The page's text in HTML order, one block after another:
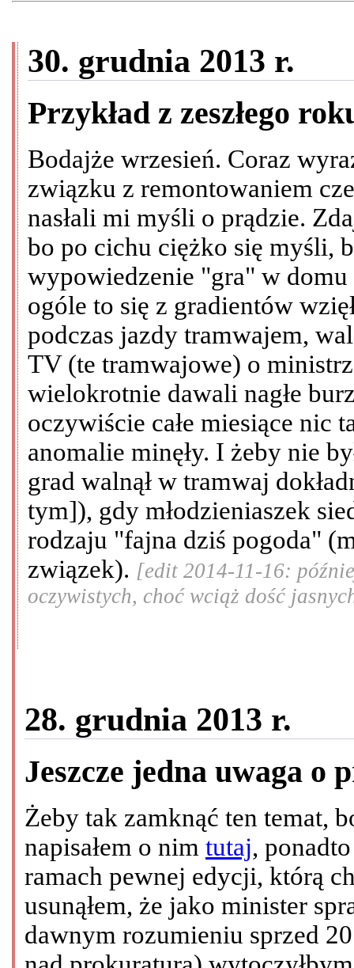
30. grudnia 2013 r.
Przykład z zeszłego
Bodajże wrzesień. Coraz
związku z remontowaniem
nasłali mi myśli o prądzie.
bo po cichu ciężko się myśli,
wypowiedzenie "gra" w
ogóle to się z gradientów
podczas jazdy tramwajem,
TV (te tramwajowe) o
wielokrotnie dawali nagłe
oczywiście całe miesiące nic
anomalie minęły. I żeby nie
grad walnął w tramwaj
tym]), gdy młodzieniaszek
rodzaju "fajna dziś pogoda"
związek). [edit 2014-11-16:
oczywistych, choć wciąż dość
28. grudnia 2013 r.
Jeszcze jedna uwaga o
Żeby tak zamknąć ten temat,
napisałem o nim tutaj,
ramach pewnej edycji, którą
usunąłem, że jako minister
dawnym rozumieniu sprzed